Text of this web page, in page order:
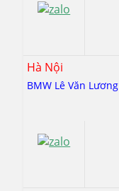
Hà Nội
BMW Lê Văn Lương